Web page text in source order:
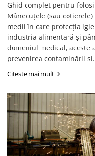
Pantaloni Termoizolanti
Costume | Combinezoane
Termoizolante
Veste Termoizolante
Îmbrăcăminte
(HI-VIS)
Jachete reflectorizante (HI-
Pantaloni si salopete
(HI-VIS)
Costume reflectorizante
Combinezoane
VIS)
Veste reflectorizante (HI-
Ghid complet pentru
Mânecuțele (sau
medii în care protecția
industria alimentară și
domeniul medical, aceste
prevenirea contaminării
Citeste mai mult